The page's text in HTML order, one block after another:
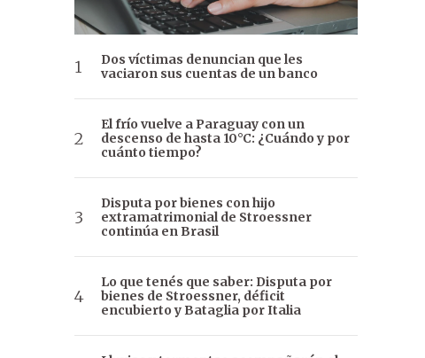
Dos víctimas denuncian que les
vaciaron sus cuentas de un banco
El frío vuelve a Paraguay con un
descenso de hasta 10°C: ¿Cuándo y por
cuánto tiempo?
Disputa por bienes con hijo
extramatrimonial de Stroessner
continúa en Brasil
Lo que tenés que saber: Disputa por
bienes de Stroessner, déficit
encubierto y Bataglia por Italia